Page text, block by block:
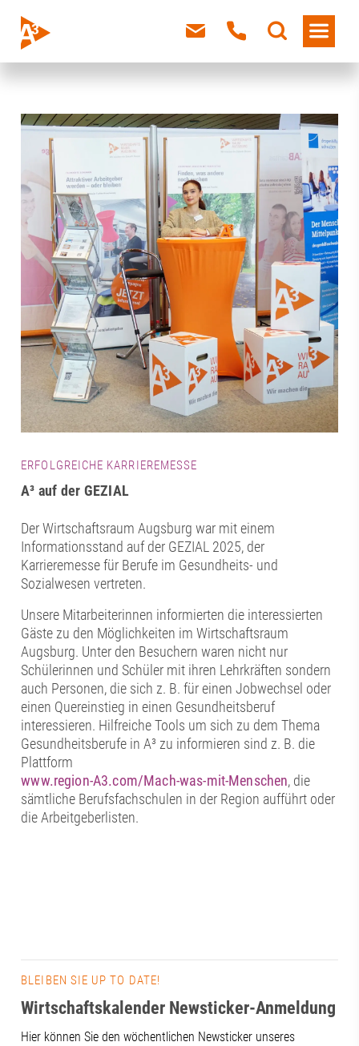
ERFOLGREICHE KARRIEREMESSE
A³ auf der GEZIAL
Der Wirtschaftsraum Augsburg war mit einem
Informationsstand auf der GEZIAL 2025, der
Karrieremesse für Berufe im Gesundheits- und
Sozialwesen vertreten.
Unsere Mitarbeiterinnen informierten die interessierten
Gäste zu den Möglichkeiten im Wirtschaftsraum
Augsburg. Unter den Besuchern waren nicht nur
Schülerinnen und Schüler mit ihren Lehrkräften sondern
auch Personen, die sich z. B. für einen Jobwechsel oder
einen Quereinstieg in einen Gesundheitsberuf
interessieren. Hilfreiche Tools um sich zu dem Thema
Gesundheitsberufe in A³ zu informieren sind z. B. die
Plattform
www.region-A3.com/Mach-was-mit-Menschen, die
sämtliche Berufsfachschulen in der Region aufführt oder
die Arbeitgeberlisten.
BLEIBEN SIE UP TO DATE!
Wirtschaftskalender Newsticker-Anmeldung
Hier können Sie den wöchentlichen Newsticker unseres